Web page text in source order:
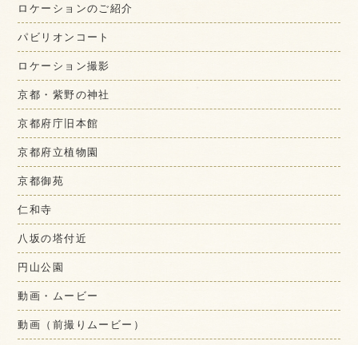
ロケーションのご紹介
パビリオンコート
ロケーション撮影
京都・紫野の神社
京都府庁旧本館
京都府立植物園
京都御苑
仁和寺
八坂の塔付近
円山公園
動画・ムービー
動画（前撮りムービー）